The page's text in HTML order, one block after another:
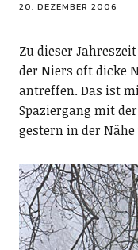
20. DEZEMBER 2006
Zu dieser
der Niers oft dicke
antreffen. Das ist
Spaziergang mit
gestern in der Nähe